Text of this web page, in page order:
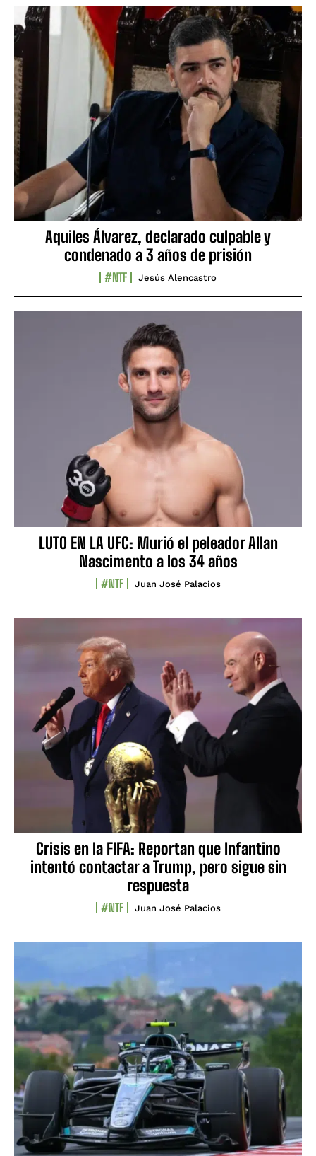
Aquiles Álvarez, declarado culpable y
condenado a 3 años de prisión
#NTF Jesús Alencastro
LUTO EN LA UFC: Murió el peleador Allan
Nascimento a los 34 años
#NTF Juan José Palacios
Crisis en la FIFA: Reportan que Infantino
intentó contactar a Trump, pero sigue sin
respuesta
#NTF Juan José Palacios